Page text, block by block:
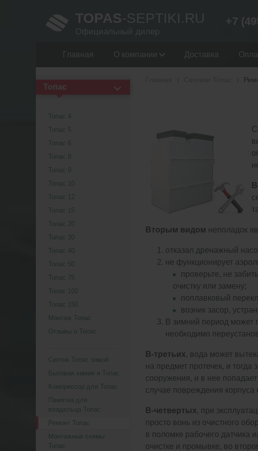
TOPAS-SEPTIKI.RU
Официальный дилер
+7
Главная О компании Доставка
Топас
Топас 4
Топас 5
Топас 6
Топас 8
Топас 9
Топас 10
Топас 12
Топас 15
Топас 20
Топас 30
Топас 40
Топас 50
Топас 75
Топас 100
Топас 150
Монтаж Топас
Отзывы о Топас
Септик Топас зимой
Бытовая химия и Топас
Компрессор для Топас
Памятка для
владельца Топас
Ремонт Топас
Монтажные схемы
Топас
Вторым видом неполадок
отказал дренажный
не функционирует
проверьте, не
очистку или замену;
поплавковый
возник засор,
В зимний период может
необходимо
В-третьих, вода может
на предмет протечек, и
сооружения, и в нее
случае повреждения корпуса
В-четвертых, при
просто вонь из очистного
в поломке рабочего датчика
очистке и промывке, во